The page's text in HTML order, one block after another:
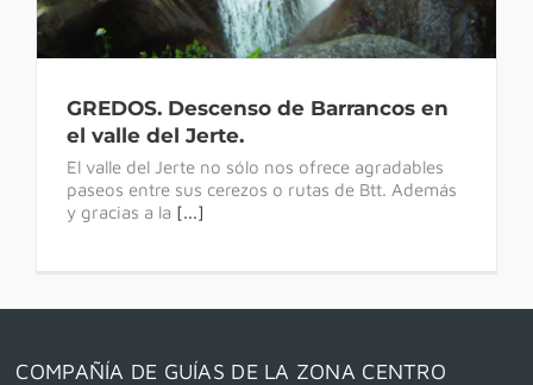
GREDOS. Descenso de Barrancos en
el valle del Jerte.
El valle del Jerte no sólo nos ofrece agradables
paseos entre sus cerezos o rutas de Btt. Además
y gracias a la [...]
COMPAÑÍA DE GUÍAS DE LA ZONA CENTRO